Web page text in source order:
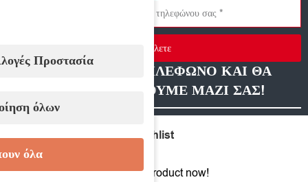
Στείλετε
ΑΦΗΣΤΕ ΜΑΣ ΤΗΛΕΦΩΝΟ ΚΑΙ ΘΑ
ΕΠΙΚΟΙΝΩΝΗΣΟΥΜΕ ΜΑΖΙ ΣΑΣ!
Compare Add to wishlist
4 People watching this product now!
Προστασία
όλων
όλα